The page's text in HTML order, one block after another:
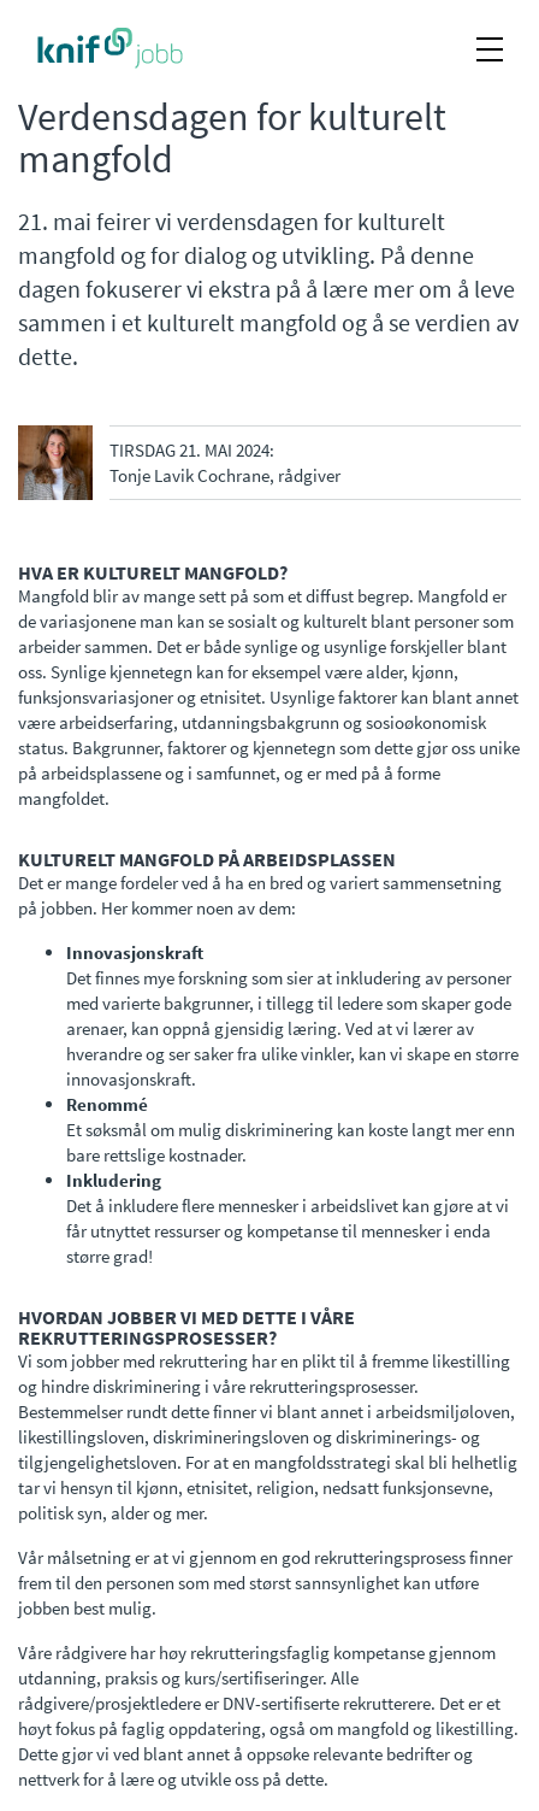
Verdensdagen for kulturelt
mangfold
21. mai feirer vi verdensdagen for kulturelt
mangfold og for dialog og utvikling. På denne
dagen fokuserer vi ekstra på å lære mer om å leve
sammen i et kulturelt mangfold og å se verdien av
dette.
TIRSDAG 21. MAI 2024:
Tonje Lavik Cochrane, rådgiver
HVA ER KULTURELT MANGFOLD?
Mangfold blir av mange sett på som et diffust begrep. Mangfold er
de variasjonene man kan se sosialt og kulturelt blant personer som
arbeider sammen. Det er både synlige og usynlige forskjeller blant
oss. Synlige kjennetegn kan for eksempel være alder, kjønn,
funksjonsvariasjoner og etnisitet. Usynlige faktorer kan blant annet
være arbeidserfaring, utdanningsbakgrunn og sosioøkonomisk
status. Bakgrunner, faktorer og kjennetegn som dette gjør oss unike
på arbeidsplassene og i samfunnet, og er med på å forme
mangfoldet.
KULTURELT MANGFOLD PÅ ARBEIDSPLASSEN
Det er mange fordeler ved å ha en bred og variert sammensetning
på jobben. Her kommer noen av dem:
Innovasjonskraft
Det finnes mye forskning som sier at inkludering av personer
med varierte bakgrunner, i tillegg til ledere som skaper gode
arenaer, kan oppnå gjensidig læring. Ved at vi lærer av
hverandre og ser saker fra ulike vinkler, kan vi skape en større
innovasjonskraft.
Renommé
Et søksmål om mulig diskriminering kan koste langt mer enn
bare rettslige kostnader.
Inkludering
Det å inkludere flere mennesker i arbeidslivet kan gjøre at vi
får utnyttet ressurser og kompetanse til mennesker i enda
større grad!
HVORDAN JOBBER VI MED DETTE I VÅRE
REKRUTTERINGSPROSESSER?
Vi som jobber med rekruttering har en plikt til å fremme likestilling
og hindre diskriminering i våre rekrutteringsprosesser.
Bestemmelser rundt dette finner vi blant annet i arbeidsmiljøloven,
likestillingsloven, diskrimineringsloven og diskriminerings- og
tilgjengelighetsloven. For at en mangfoldsstrategi skal bli helhetlig
tar vi hensyn til kjønn, etnisitet, religion, nedsatt funksjonsevne,
politisk syn, alder og mer.
Vår målsetning er at vi gjennom en god rekrutteringsprosess finner
frem til den personen som med størst sannsynlighet kan utføre
jobben best mulig.
Våre rådgivere har høy rekrutteringsfaglig kompetanse gjennom
utdanning, praksis og kurs/sertifiseringer. Alle
rådgivere/prosjektledere er DNV-sertifiserte rekrutterere. Det er et
høyt fokus på faglig oppdatering, også om mangfold og likestilling.
Dette gjør vi ved blant annet å oppsøke relevante bedrifter og
nettverk for å lære og utvikle oss på dette.